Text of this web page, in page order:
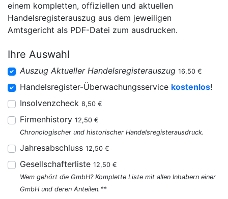
einem kompletten, offiziellen und aktuellen
Handelsregisterauszug aus dem jeweiligen
Amtsgericht als PDF-Datei zum ausdrucken.
Ihre Auswahl
Auszug Aktueller Handelsregisterauszug 16,50 €
Handelsregister-Überwachungsservice kostenlos!
Insolvenzcheck 8,50 €
Firmenhistory 12,50 €
Chronologischer und historischer Handelsregisterausdruck.
Jahresabschluss 12,50 €
Gesellschafterliste 12,50 €
Wem gehört die GmbH? Komplette Liste mit allen Inhabern einer
GmbH und deren Anteilen.**